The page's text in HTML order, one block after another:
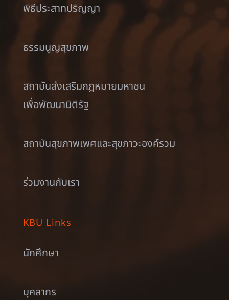
พิธีประสาทปริญญา
ธรรมนูญสุขภาพ
สถาบันส่งเสริมกฎหมายมหาชน
เพื่อพัฒนานิติรัฐ
สถาบันสุขภาพเพศและสุขภาวะองค์รวม
ร่วมงานกับเรา
KBU Links
นักศึกษา
บุคลากร